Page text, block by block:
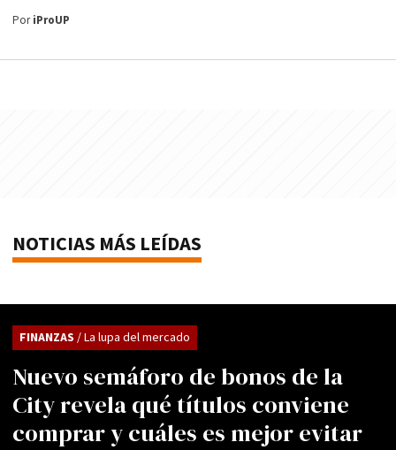
PoriProUP
NOTICIAS MÁS LEÍDAS
Nuevo semáforo de bonos de la
City revela qué títulos conviene
comprar y cuáles es mejor evitar
FINANZAS / La lupa del mercado